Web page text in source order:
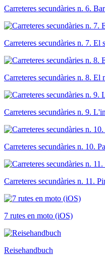
Carreteres secundàries n. 6.
Carreteres secundàries n. 7. El
Carreteres secundàries n. 8. El
Carreteres secundàries n. 9.
Carreteres secundàries n. 10.
Carreteres secundàries n. 11.
7 rutes en moto (iOS)
Reisehandbuch